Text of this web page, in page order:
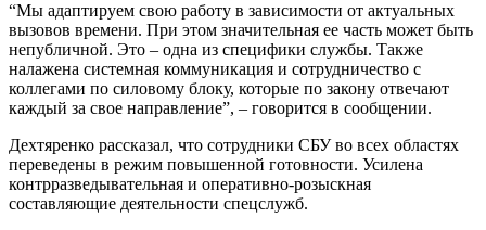
“Мы адаптируем свою работу в зависимости от актуальных
вызовов времени. При этом значительная ее часть может быть
непубличной. Это – одна из специфики службы. Также
налажена системная коммуникация и сотрудничество с
коллегами по силовому блоку, которые по закону отвечают
каждый за свое направление”, – говорится в сообщении.
Дехтяренко рассказал, что сотрудники СБУ во всех областях
переведены в режим повышенной готовности. Усилена
контрразведывательная и оперативно-розыскная
составляющие деятельности спецслужб.